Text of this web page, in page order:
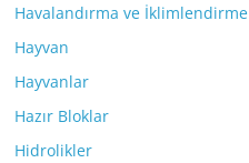
Havalandırma ve İklimlendirme
Hayvan
Hayvanlar
Hazır Bloklar
Hidrolikler